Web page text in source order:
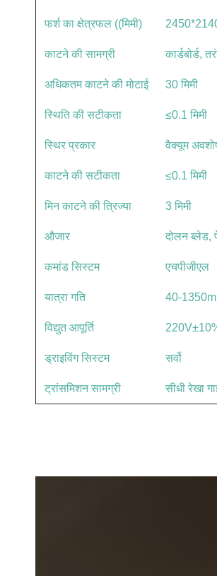
फर्श का क्षेत्रफल ((मिमी)
काटने की सामग्री कार्डबोर्ड,
अधिकतम काटने की मोटाई 30 मिमी
स्थिति की सटीकता ≤0.1 मिमी
स्थिर प्रकार वैक्यूम
काटने की सटीकता ≤0.1 मिमी
मिन काटने की त्रिज्या 3 मिमी
औजार दोलन ब्लेड,
कमांड सिस्टम एचपीजीएल
यात्रा गति 40-
विद्युत आपूर्ति
ड्राइविंग सिस्टम सर्वो
ट्रांसमिशन सामग्री सीधी रेखा